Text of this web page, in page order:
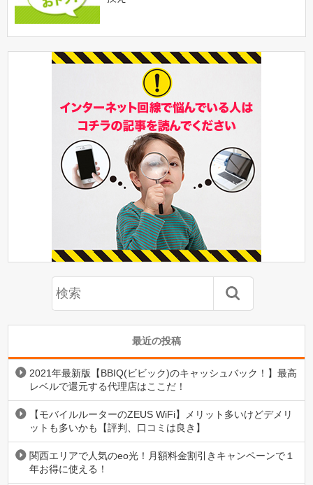
最近の投稿
2021年最新版【BBIQ(ビビック)のキャッシュバック！】最高
レベルで還元する代理店はここだ！
【モバイルルーターのZEUS WiFi】メリット多いけどデメリ
ットも多いかも【評判、口コミは良き】
関西エリアで人気のeo光！月額料金割引きキャンペーンで１
年お得に使える！